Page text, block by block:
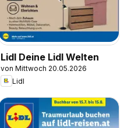
Lidl Deine Lidl Welten
von Mittwoch 20.05.2026
Lidl